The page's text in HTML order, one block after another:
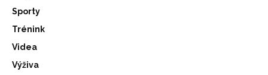
Sporty
Trénink
Videa
Výživa